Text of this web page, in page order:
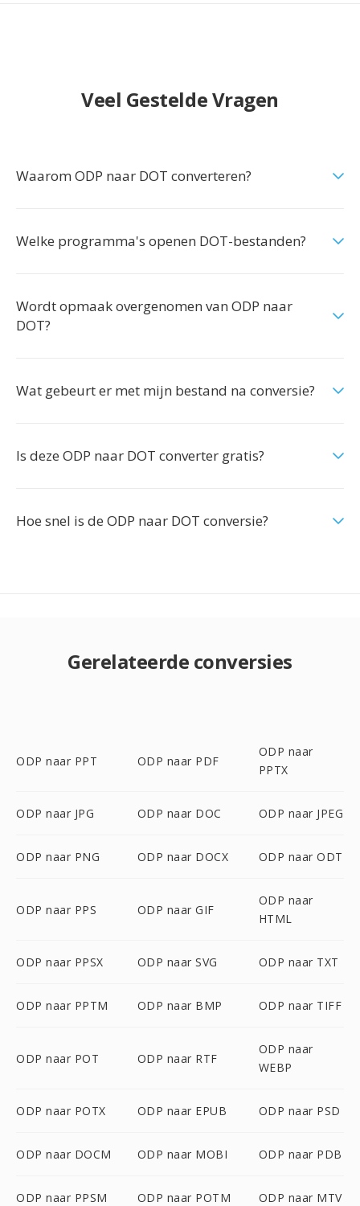
Veel Gestelde Vragen
Waarom ODP naar DOT converteren?
Welke programma's openen DOT-bestanden?
Wordt opmaak overgenomen van ODP naar
DOT?
Wat gebeurt er met mijn bestand na conversie?
Is deze ODP naar DOT converter gratis?
Hoe snel is de ODP naar DOT conversie?
Gerelateerde conversies
ODP naar PPT ODP naar PDF
ODP naar
PPTX
ODP naar JPG ODP naar DOC ODP naar JPEG
ODP naar PNG ODP naar DOCX ODP naar ODT
ODP naar PPS ODP naar GIF
ODP naar
HTML
ODP naar PPSX ODP naar SVG ODP naar TXT
ODP naar PPTM ODP naar BMP ODP naar TIFF
ODP naar POT ODP naar RTF
ODP naar
WEBP
ODP naar POTX ODP naar EPUB ODP naar PSD
ODP naar DOCM ODP naar MOBI ODP naar PDB
ODP naar PPSM ODP naar POTM ODP naar MTV